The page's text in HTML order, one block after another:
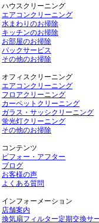
ハウスクリーニング
エアコンクリーニング
水まわりのお掃除
キッチンのお掃除
お部屋のお掃除
パックサービス
その他のお掃除
オフィスクリーニング
エアコンクリーニング
フロアクリーニング
カーペットクリーニング
ガラス・サッシクリーニング
蛍光灯クリーニング
その他のお掃除
コンテンツ
ビフォー・アフター
ブログ
お客様の声
よくある質問
インフォーメーション
店舗案内
換気扇フィルター定期交換サ